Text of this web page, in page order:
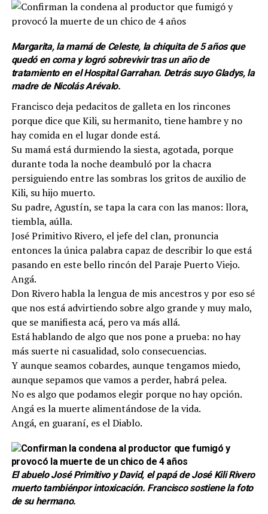
Margarita, la mamá de Celeste, la chiquita de 5 años que
quedó en coma y logró sobrevivir tras un año de
tratamiento en el Hospital Garrahan. Detrás suyo Gladys, la
madre de Nicolás Arévalo.
Francisco deja pedacitos de galleta en los rincones
porque dice que Kili, su hermanito, tiene hambre y no
hay comida en el lugar donde está.
Su mamá está durmiendo la siesta, agotada, porque
durante toda la noche deambuló por la chacra
persiguiendo entre las sombras los gritos de auxilio de
Kili, su hijo muerto.
Su padre, Agustín, se tapa la cara con las manos: llora,
tiembla, aúlla.
José Primitivo Rivero, el jefe del clan, pronuncia
entonces la única palabra capaz de describir lo que está
pasando en este bello rincón del Paraje Puerto Viejo.
Angá.
Don Rivero habla la lengua de mis ancestros y por eso sé
que nos está advirtiendo sobre algo grande y muy malo,
que se manifiesta acá, pero va más allá.
Está hablando de algo que nos pone a prueba: no hay
más suerte ni casualidad, solo consecuencias.
Y aunque seamos cobardes, aunque tengamos miedo,
aunque sepamos que vamos a perder, habrá pelea.
No es algo que podamos elegir porque no hay opción.
Angá es la muerte alimentándose de la vida.
Angá, en guaraní, es el Diablo.
El abueloJosé Primitivo y David, el papá de José Kili Rivero
muerto tambiénpor intoxicación. Francisco sostiene la foto
de su hermano.